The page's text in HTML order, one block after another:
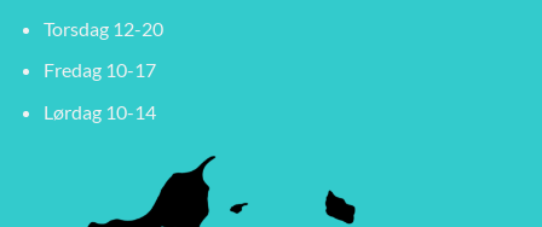
Torsdag 12-20
Fredag 10-17
Lørdag 10-14